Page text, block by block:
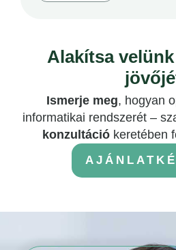
Alakítsa
Ismerje meg, hogyan
informatikai rendszerét –
konzultáció keretében